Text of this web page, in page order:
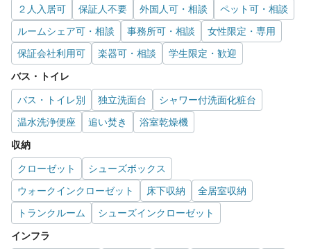
２人入居可
保証人不要 外国人可・相談
ペット可・相談
ルームシェア可・相談
事務所可・相談
女性限定・専用
保証会社利用可
楽器可・相談 学生限定・歓迎
バス・トイレ
バス・トイレ別 独立洗面台
シャワー付洗面化粧台
温水洗浄便座
追い焚き 浴室乾燥機
収納
クローゼット
シューズボックス
ウォークインクローゼット
床下収納
全居室収納
トランクルーム
シューズインクローゼット
インフラ